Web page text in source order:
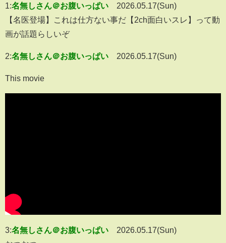
1:名無しさん＠お腹いっぱい
2026.05.17(Sun)
【名医登場】これは仕方ない事だ【2ch面白いスレ】って動
画が話題らしいぞ
2:名無しさん＠お腹いっぱい 2026.05.17(Sun)
This movie
3:名無しさん＠お腹いっぱい
2026.05.17(Sun)